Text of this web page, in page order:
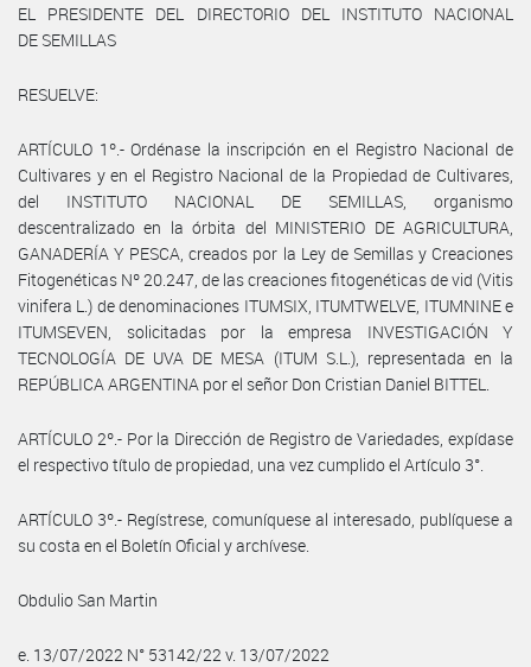
EL PRESIDENTE DEL DIRECTORIO DEL INSTITUTO NACIONAL
DE SEMILLAS
RESUELVE:
ARTÍCULO 1º.- Ordénase la inscripción en el Registro Nacional de
Cultivares y en el Registro Nacional de la Propiedad de Cultivares,
del INSTITUTO NACIONAL DE SEMILLAS, organismo
descentralizado en la órbita del MINISTERIO DE AGRICULTURA,
GANADERÍA Y PESCA, creados por la Ley de Semillas y Creaciones
Fitogenéticas Nº 20.247, de las creaciones fitogenéticas de vid (Vitis
vinifera L.) de denominaciones ITUMSIX, ITUMTWELVE, ITUMNINE e
ITUMSEVEN, solicitadas por la empresa INVESTIGACIÓN Y
TECNOLOGÍA DE UVA DE MESA (ITUM S.L.), representada en la
REPÚBLICA ARGENTINA por el señor Don Cristian Daniel BITTEL.
ARTÍCULO 2º.- Por la Dirección de Registro de Variedades, expídase
el respectivo título de propiedad, una vez cumplido el Artículo 3°.
ARTÍCULO 3º.- Regístrese, comuníquese al interesado, publíquese a
su costa en el Boletín Oficial y archívese.
Obdulio San Martin
e. 13/07/2022 N° 53142/22 v. 13/07/2022